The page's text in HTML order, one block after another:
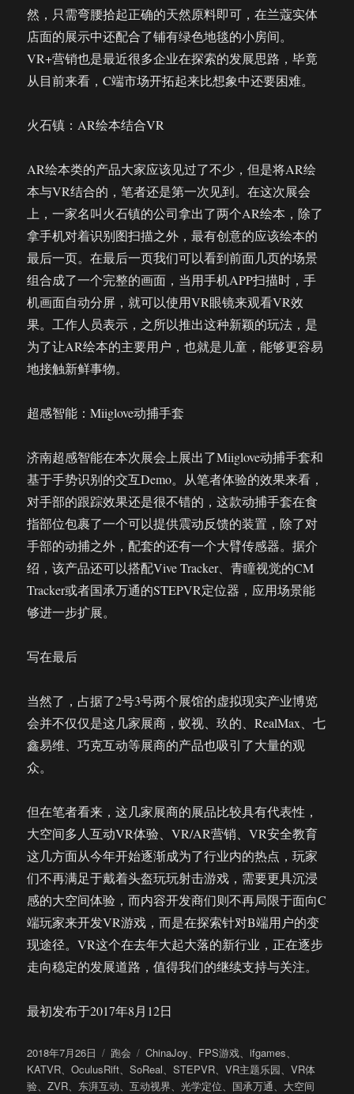
然，只需弯腰拾起正确的天然原料即可，在兰蔻实体
店面的展示中还配合了铺有绿色地毯的小房间。
VR+营销也是最近很多企业在探索的发展思路，毕竟
从目前来看，C端市场开拓起来比想象中还要困难。
火石镇：AR绘本结合VR
AR绘本类的产品大家应该见过了不少，但是将AR绘
本与VR结合的，笔者还是第一次见到。在这次展会
上，一家名叫火石镇的公司拿出了两个AR绘本，除了
拿手机对着识别图扫描之外，最有创意的应该绘本的
最后一页。在最后一页我们可以看到前面几页的场景
组合成了一个完整的画面，当用手机APP扫描时，手
机画面自动分屏，就可以使用VR眼镜来观看VR效
果。工作人员表示，之所以推出这种新颖的玩法，是
为了让AR绘本的主要用户，也就是儿童，能够更容易
地接触新鲜事物。
超感智能：Miiglove动捕手套
济南超感智能在本次展会上展出了Miiglove动捕手套和
基于手势识别的交互Demo。从笔者体验的效果来看，
对手部的跟踪效果还是很不错的，这款动捕手套在食
指部位包裹了一个可以提供震动反馈的装置，除了对
手部的动捕之外，配套的还有一个大臂传感器。据介
绍，该产品还可以搭配Vive Tracker、青瞳视觉的CM
Tracker或者国承万通的STEPVR定位器，应用场景能
够进一步扩展。
写在最后
当然了，占据了2号3号两个展馆的虚拟现实产业博览
会并不仅仅是这几家展商，蚁视、玖的、RealMax、七
鑫易维、巧克互动等展商的产品也吸引了大量的观
众。
但在笔者看来，这几家展商的展品比较具有代表性，
大空间多人互动VR体验、VR/AR营销、VR安全教育
这几方面从今年开始逐渐成为了行业内的热点，玩家
们不再满足于戴着头盔玩玩射击游戏，需要更具沉浸
感的大空间体验，而内容开发商们则不再局限于面向C
端玩家来开发VR游戏，而是在探索针对B端用户的变
现途径。VR这个在去年大起大落的新行业，正在逐步
走向稳定的发展道路，值得我们的继续支持与关注。
最初发布于2017年8月12日
发
布
于
2018年7月26日
分
类
跑会
标
签
ChinaJoy、 FPS游戏、ifgames、
KATVR、OculusRift、SoReal、STEPVR、VR主题乐园、VR体
验、ZVR、 东湃互动、互动视界、光学定位、 国承万通、 大空间